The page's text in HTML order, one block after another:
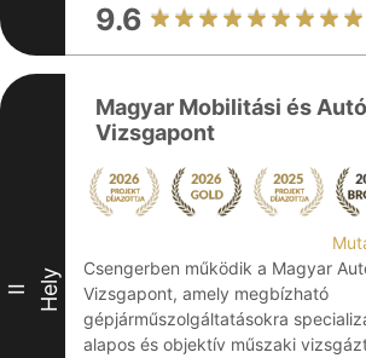
9.6
II Hely
Magyar Mobilitási és
Vizsgapont
Csengerben működik a Magyar
Vizsgapont, amely megbízható
gépjárműszolgáltatásokra
alapos és objektív műszaki